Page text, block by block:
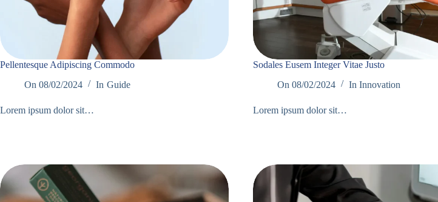
Pellentesque Adipiscing Commodo
On 08/02/2024 In Guide
Lorem ipsum dolor sit…
Sodales Eusem Integer Vitae Justo
On 08/02/2024 In Innovation
Lorem ipsum dolor sit…